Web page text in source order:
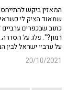
כתוב שבכפרים
רמון?". פלג על
על ערביי ישראל לבין
20/10/2021